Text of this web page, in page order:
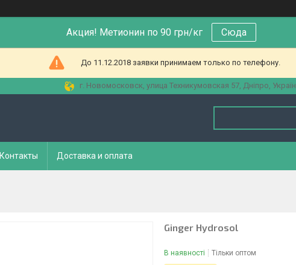
Акция! Метионин по 90 грн/кг Сюда
До 11.12.2018 заявки принимаем только по телефону.
г. Новомосковск, улица Техникумовская 57, Дніпро,
Контакты Доставка и оплата
Ginger Hydrosol
В наявності Тільки оптом